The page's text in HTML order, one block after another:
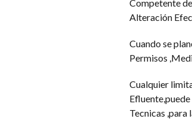
Competente
Alteración
Cuando se
Permisos
Cualquier
Tecnicas ,para